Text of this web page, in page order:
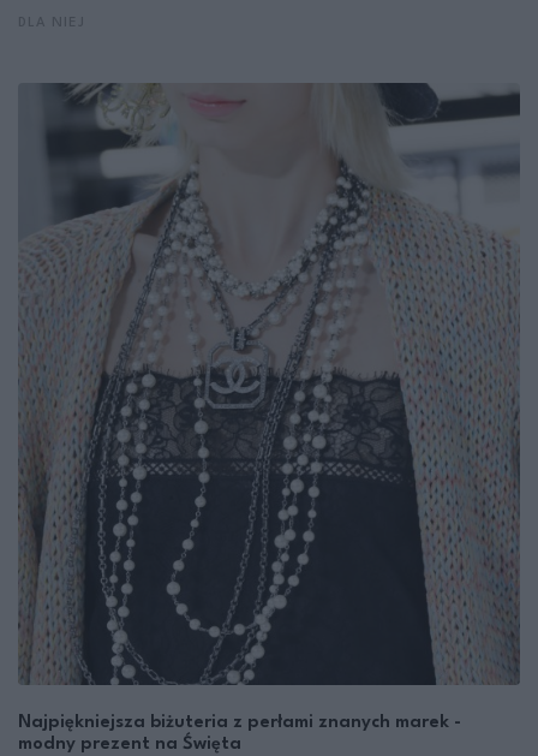
Najpiękniejsza biżuteria z perłami znanych marek -
modny prezent na Święta